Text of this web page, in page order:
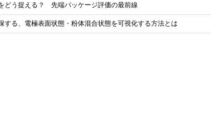
どう捉える？ 先端パッケージ評価の最前線
する、電極表面状態・粉体混合状態を可視化する方法とは